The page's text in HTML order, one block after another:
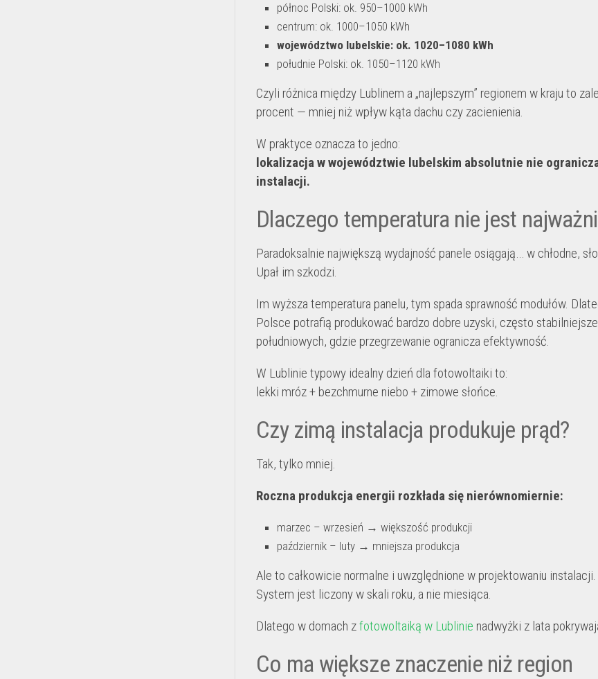
północ Polski: ok. 950–1000 kWh
centrum: ok. 1000–1050 kWh
województwo lubelskie: ok. 1020–1080 kWh
południe Polski: ok. 1050–1120 kWh
Czyli różnica między Lublinem a „najlepszym” regionem w kraju to
procent — mniej niż wpływ kąta dachu czy zacienienia.
W praktyce oznacza to jedno:
lokalizacja w województwie lubelskim absolutnie nie
instalacji.
Dlaczego temperatura nie jest
Paradoksalnie największą wydajność panele osiągają… w chłodne,
Upał im szkodzi.
Im wyższa temperatura panelu, tym spada sprawność modułów.
Polsce potrafią produkować bardzo dobre uzyski, często
południowych, gdzie przegrzewanie ogranicza efektywność.
W Lublinie typowy idealny dzień dla fotowoltaiki to:
lekki mróz + bezchmurne niebo + zimowe słońce.
Czy zimą instalacja produkuje prąd?
Tak, tylko mniej.
Roczna produkcja energii rozkłada się nierównomiernie:
marzec – wrzesień → większość produkcji
październik – luty → mniejsza produkcja
Ale to całkowicie normalne i uwzględnione w projektowaniu instalacji.
System jest liczony w skali roku, a nie miesiąca.
Dlatego w domach zfotowoltaiką w Lublinie nadwyżki z lata
Co ma większe znaczenie niż region